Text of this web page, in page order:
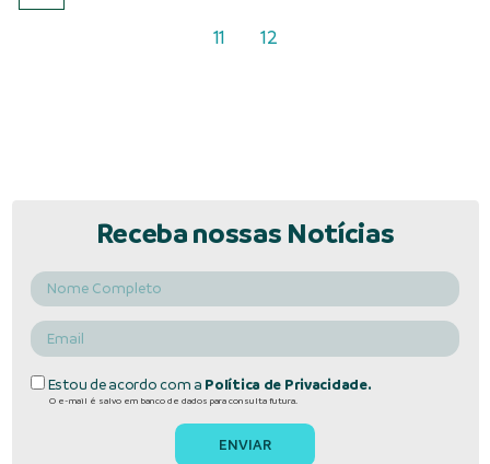
11 12
Receba nossas Notícias
Estou de acordo com a Política de Privacidade.
O e-mail é salvo em banco de dados para consulta futura.